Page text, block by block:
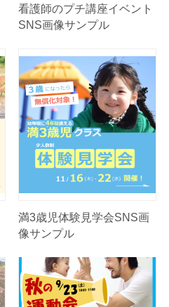
看護師のプチ講座イベント
SNS画像サンプル
満3歳児体験見学会SNS画
像サンプル